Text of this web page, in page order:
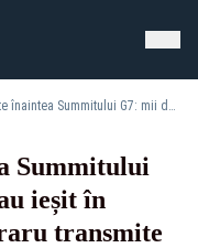
Proteste violente înaintea Summitului G7: mii de manifestanți au ieșit în stradă. Ana-Maria Păcuraru transmite în exclusivitate de la cea mai importantă reuniune mondială
Summitului
ieșit în
transmite